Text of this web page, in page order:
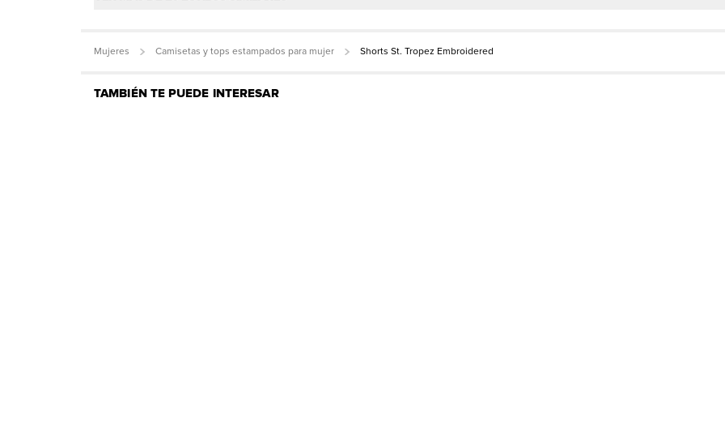
Mujeres Camisetas y tops estampados para mujer Shorts St. Tropez Embroidered
TAMBIÉN TE PUEDE INTERESAR